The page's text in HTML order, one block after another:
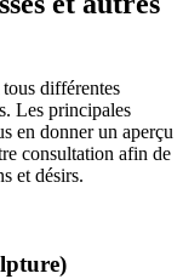
différentes
Les principales
en donner un aperçu
consultation afin de
et désirs.